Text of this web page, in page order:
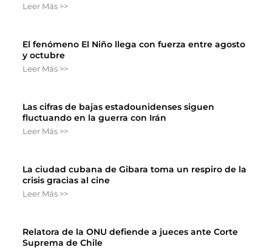
Leer Más >>
El fenómeno El Niño llega con fuerza entre agosto
y octubre
Leer Más >>
Las cifras de bajas estadounidenses siguen
fluctuando en la guerra con Irán
Leer Más >>
La ciudad cubana de Gibara toma un respiro de la
crisis gracias al cine
Leer Más >>
Relatora de la ONU defiende a jueces ante Corte
Suprema de Chile